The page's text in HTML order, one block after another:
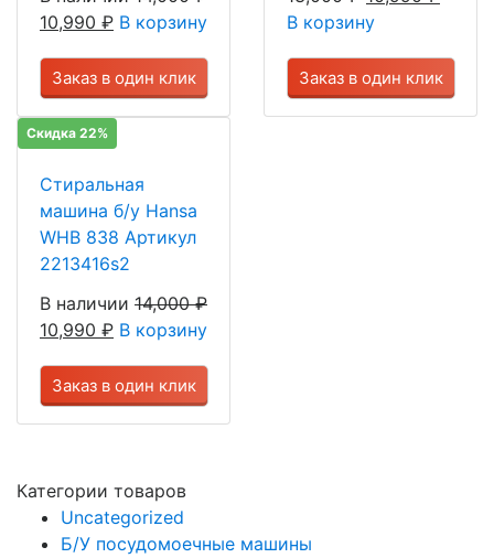
10,990 ₽ В корзину
Заказ в один клик
В корзину
Заказ в один клик
Скидка 22%
Стиральная
машина б/у Hansa
WHB 838 Артикул
2213416s2
В наличии 14,000₽
10,990 ₽ В корзину
Заказ в один клик
Категории товаров
Uncategorized
Б/У посудомоечные машины